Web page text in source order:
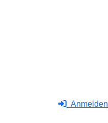
Anmelden